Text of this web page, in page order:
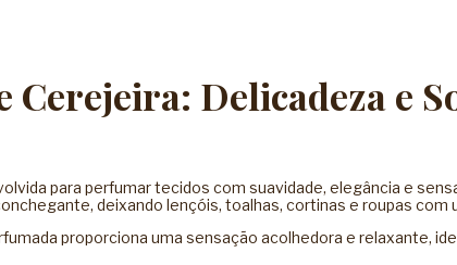
Delicadeza e
para perfumar tecidos com suavidade, elegância e
deixando lençóis, toalhas, cortinas e roupas
proporciona uma sensação acolhedora e relaxante,